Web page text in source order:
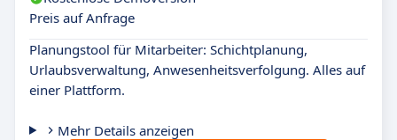
Preis auf Anfrage
Planungstool für Mitarbeiter: Schichtplanung,
Urlaubsverwaltung, Anwesenheitsverfolgung. Alles auf
einer Plattform.
Mehr Details anzeigen